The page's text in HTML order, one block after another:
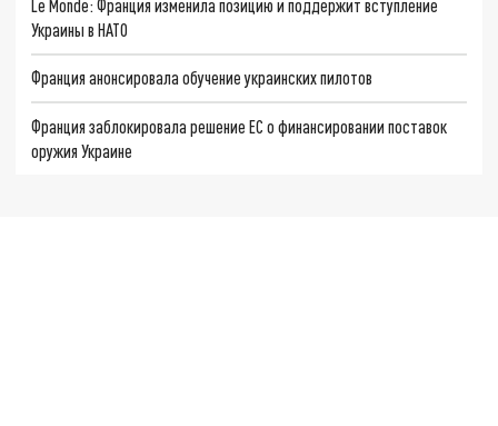
Le Monde: Франция изменила позицию и поддержит вступление
Украины в НАТО
Франция анонсировала обучение украинских пилотов
Франция заблокировала решение ЕС о финансировании поставок
оружия Украине